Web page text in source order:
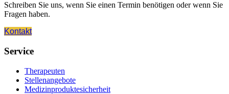
Schreiben Sie uns, wenn Sie einen Termin benötigen oder wenn Sie
Fragen haben.
Kontakt
Service
Therapeuten
Stellenangebote
Medizinproduktesicherheit